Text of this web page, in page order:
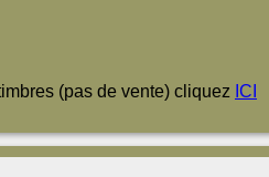
(pas de vente) cliquez ICI